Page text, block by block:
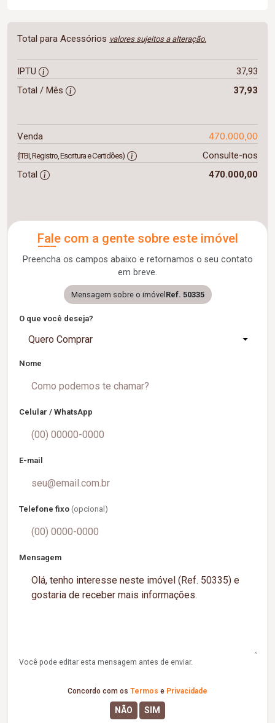
Total para Acessórios valores sujeitos a alteração.
IPTU
37,93
Total / Mês
37,93
Venda 470.000,00
(ITBI, Registro, Escritura e Certidões)
Consulte-nos
Total
470.000,00
Fale com a gente sobre este imóvel
Preencha os campos abaixo e retornamos o seu contato
em breve.
Mensagem sobre o imóvel Ref. 50335
O que você deseja?
Quero Comprar
Nome
Celular / WhatsApp
E-mail
Telefone fixo (opcional)
Mensagem
Você pode editar esta mensagem antes de enviar.
Concordo com os Termos e Privacidade